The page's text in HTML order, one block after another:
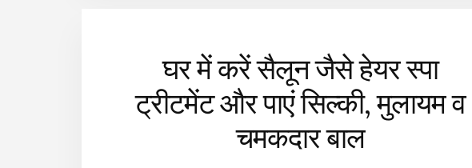
घर में करें सैलून जैसे हेयर स्पा
ट्रीटमेंट और पाएं सिल्की, मुलायम व
चमकदार बाल